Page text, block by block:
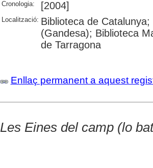
Cronologia: [2004]
Localització: Biblioteca de
(Gandesa); Biblioteca
de Tarragona
Enllaç permanent a aquest
Les Eines del camp (lo